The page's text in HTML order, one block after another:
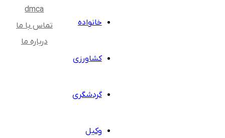
خانواده
کشاورزی
گردشگری
وکیل
dmca
تماس با ما
درباره ما